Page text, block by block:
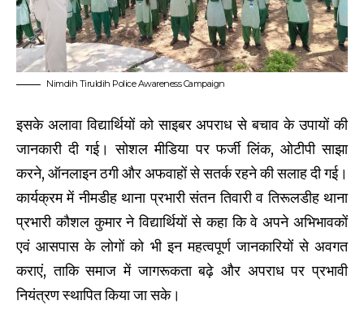
Nimdih Tiruldih Police Awareness Campaign
इसके अलावा विद्यार्थियों को साइबर अपराध से बचाव के उपायों की
जानकारी दी गई। सोशल मीडिया पर फर्जी लिंक, ओटीपी साझा
करने, ऑनलाइन ठगी और अफवाहों से सतर्क रहने की सलाह दी गई।
कार्यक्रम में नीमडीह थाना प्रभारी संतन तिवारी व तिरूलडीह थाना
प्रभारी कौशल कुमार ने विद्यार्थियों से कहा कि वे अपने अभिभावकों
एवं आसपास के लोगों को भी इन महत्वपूर्ण जानकारियों से अवगत
कराएं, ताकि समाज में जागरूकता बढ़े और अपराध पर प्रभावी
नियंत्रण स्थापित किया जा सके।